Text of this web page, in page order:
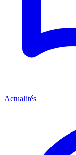
Actualités